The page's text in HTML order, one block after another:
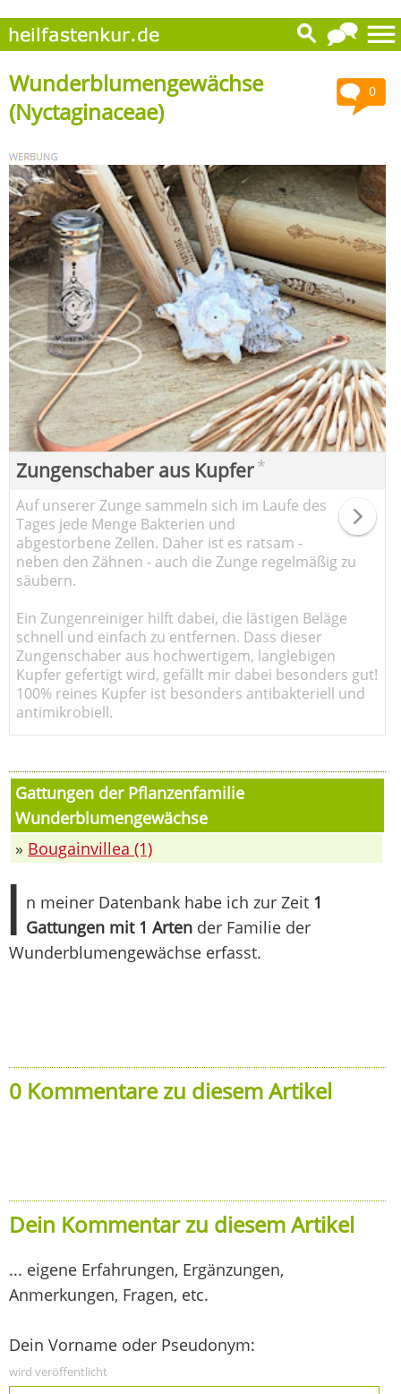
0
Wunderblumengewächse
(Nyctaginaceae)
Zungenschaber aus Kupfer*
Auf unserer Zunge sammeln sich im Laufe des
Tages jede Menge Bakterien und
abgestorbene Zellen. Daher ist es ratsam -
neben den Zähnen - auch die Zunge regelmäßig zu
säubern.
Ein Zungenreiniger hilft dabei, die lästigen Beläge
schnell und einfach zu entfernen. Dass dieser
Zungenschaber aus hochwertigem, langlebigen
Kupfer gefertigt wird, gefällt mir dabei besonders gut!
100% reines Kupfer ist besonders antibakteriell und
antimikrobiell.
Gattungen der Pflanzenfamilie
Wunderblumengewächse
» Bougainvillea (1)
I n meiner Datenbank habe ich zur Zeit 1
Gattungen mit 1 Arten der Familie der
Wunderblumengewächse erfasst.
0 Kommentare zu diesem Artikel
Dein Kommentar zu diesem Artikel
... eigene Erfahrungen, Ergänzungen,
Anmerkungen, Fragen, etc.
Dein Vorname oder Pseudonym:
wird veröffentlicht